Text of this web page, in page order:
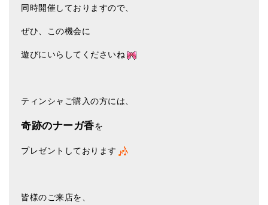
同時開催しておりますので、
ぜひ、この機会に
遊びにいらしてくださいね
ティンシャご購入の方には、
奇跡のナーガ香を
プレゼントしております
皆様のご来店を、